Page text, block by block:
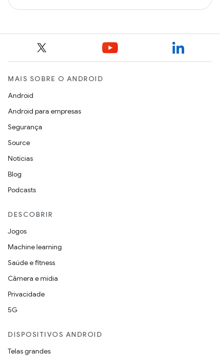
MAIS SOBRE O ANDROID
Android
Android para empresas
Segurança
Source
Notícias
Blog
Podcasts
DESCOBRIR
Jogos
Machine learning
Saúde e fitness
Câmera e mídia
Privacidade
5G
DISPOSITIVOS ANDROID
Telas grandes